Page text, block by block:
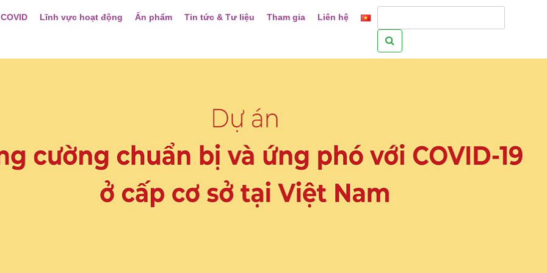
Lĩnh vực hoạt động Ấn phẩm Tin tức & Tư liệu Tham gia Liên hệ